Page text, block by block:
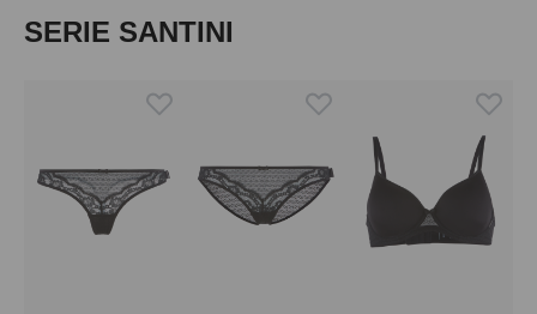
Produktgalerie überspringen
SERIE SANTINI